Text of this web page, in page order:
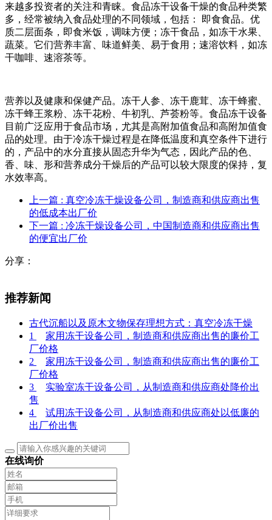
来越多投资者的关注和青睐。食品冻干设备干燥的食品种类繁
多，经常被纳入食品处理的不同领域，包括： 即食食品。优
质二层面条，即食米饭，调味方便；冻干食品，如冻干水果、
蔬菜。它们营养丰富、味道鲜美、易于食用；速溶饮料，如冻
干咖啡、速溶茶等。
营养以及健康和保健产品。冻干人参、冻干鹿茸、冻干蜂蜜、
冻干蜂王浆粉、冻干花粉、牛初乳、芦荟粉等。食品冻干设备
目前广泛应用于食品市场，尤其是高附加值食品和高附加值食
品的处理。由于冷冻干燥过程是在降低温度和真空条件下进行
的，产品中的水分直接从固态升华为气态，因此产品的色、
香、味、形和营养成分干燥后的产品可以较大限度的保持，复
水效率高。
上一篇 : 真空冷冻干燥设备公司，制造商和供应商出售
的低成本出厂价
下一篇 : 冷冻干燥设备公司，中国制造商和供应商出售
的便宜出厂价
分享：
推荐新闻
古代沉船以及原木文物保存理想方式：真空冷冻干燥
1
家用冻干设备公司，制造商和供应商出售的廉价工
厂价格
2
家用冻干设备公司，制造商和供应商出售的廉价工
厂价格
3
实验室冻干设备公司，从制造商和供应商处降价出
售
4
试用冻干设备公司，从制造商和供应商处以低廉的
出厂价出售
在线询价